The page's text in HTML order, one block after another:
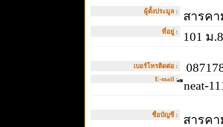
ผู้ตั้งประมูล : สารค
ที่อยู่ : 101 ม
เบอร์โทรติดต่อ :
E-mail : neat-
ชื่อบัญชี : สารค